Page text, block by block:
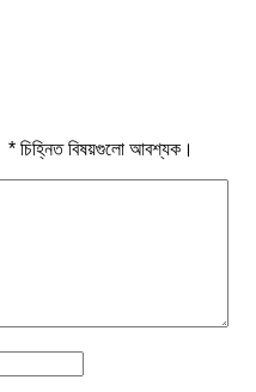
* চিহ্নিত বিষয়গুলো আবশ্যক।